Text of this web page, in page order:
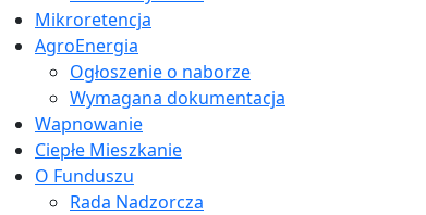
Mikroretencja
AgroEnergia
Ogłoszenie o naborze
Wymagana dokumentacja
Wapnowanie
Ciepłe Mieszkanie
O Funduszu
Rada Nadzorcza